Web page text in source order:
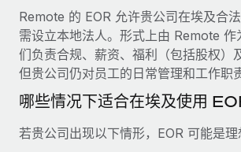
背景调查
简化候选人筛选流程
合规守望台
防范合规风险
设备管理
案例研究
获得支持
查看全部资源
博客
Why owned entities are key to
Remote 的 EOR 允许贵公司在埃及合
需设立本地法人。形式上由 Remote 作
们负责合规、薪资、福利（包括股权）
但贵公司仍对员工的日常管理和工作职
哪些情况下适合在埃及使用
若贵公司出现以下情形，EOR 可能是理